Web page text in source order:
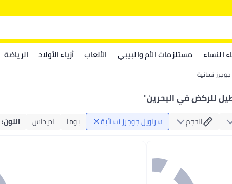
النساء مستلزمات الأم والبيبي الألعاب أزياء الأولاد الرياضة
نسائية
للركض في البحرين"
الحجم سراويل جوجرز نسائية بوما اديداس اللون: